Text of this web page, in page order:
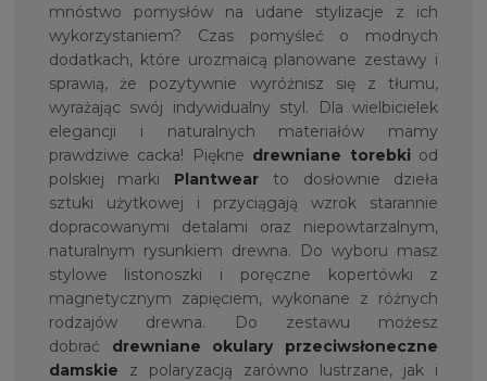
mnóstwo pomysłów na udane stylizacje z ich
wykorzystaniem? Czas pomyśleć o modnych
dodatkach, które urozmaicą planowane zestawy i
sprawią, że pozytywnie wyróżnisz się z tłumu,
wyrażając swój indywidualny styl. Dla wielbicielek
elegancji i naturalnych materiałów mamy
prawdziwe cacka! Piękne drewniane torebki od
polskiej marki Plantwear to dosłownie dzieła
sztuki użytkowej i przyciągają wzrok starannie
dopracowanymi detalami oraz niepowtarzalnym,
naturalnym rysunkiem drewna. Do wyboru masz
stylowe listonoszki i poręczne kopertówki z
magnetycznym zapięciem, wykonane z różnych
rodzajów drewna. Do zestawu możesz
dobrać drewniane okulary przeciwsłoneczne
damskie z polaryzacją zarówno lustrzane, jak i